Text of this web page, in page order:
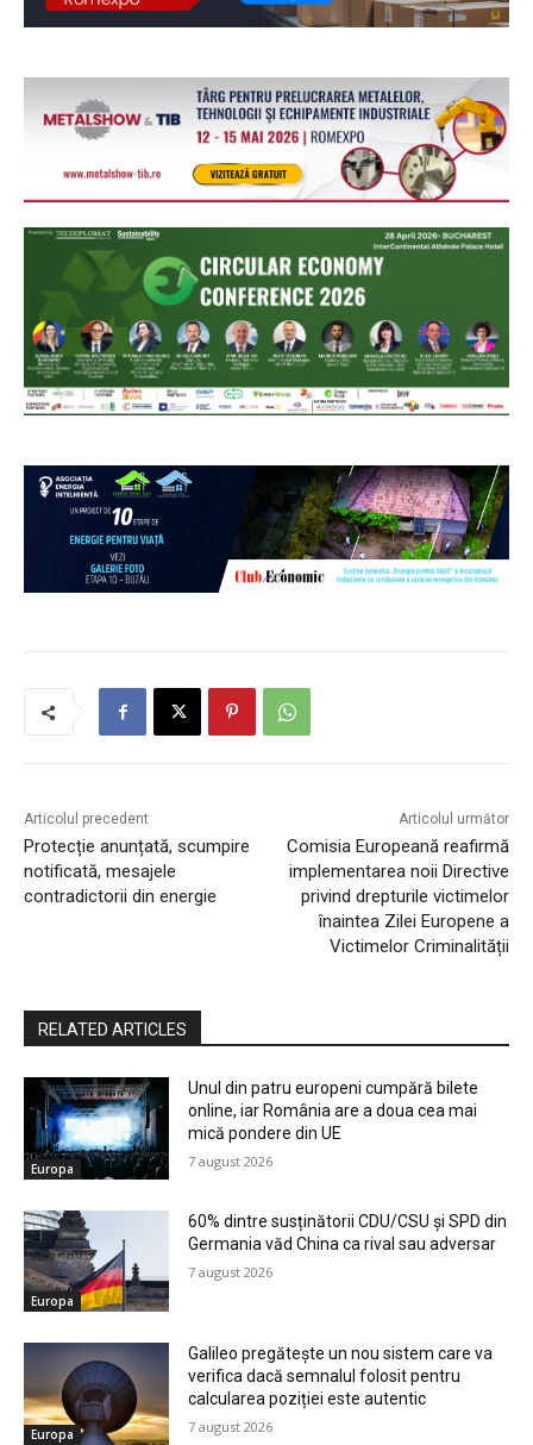
Articolul precedent
Protecție anunțată, scumpire
notificată, mesajele
contradictorii din energie
Articolul următor
Comisia Europeană reafirmă
implementarea noii Directive
privind drepturile victimelor
înaintea Zilei Europene a
Victimelor Criminalității
RELATED ARTICLES
Europa
Unul din patru europeni cumpără bilete
online, iar România are a doua cea mai
mică pondere din UE
7 august 2026
Europa
60% dintre susținătorii CDU/CSU și SPD din
Germania văd China ca rival sau adversar
7 august 2026
Europa
Galileo pregătește un nou sistem care va
verifica dacă semnalul folosit pentru
calcularea poziției este autentic
7 august 2026